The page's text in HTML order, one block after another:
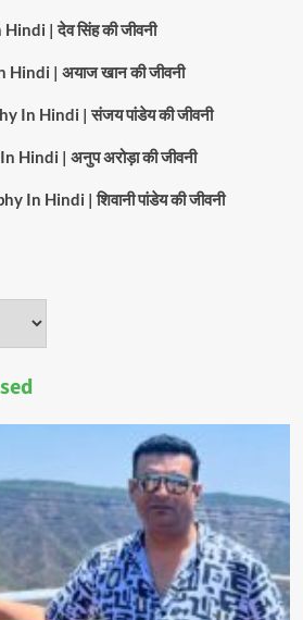
| देव सिंह की जीवनी
| अयाज खान की जीवनी
In Hindi | संजय पांडेय की जीवनी
| अनुप अरोड़ा की जीवनी
In Hindi | शिवानी पांडेय की जीवनी